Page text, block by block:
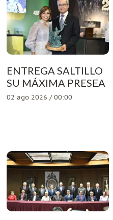
ENTREGA SALTILLO
SU MÁXIMA PRESEA
02 ago 2026 / 00:00